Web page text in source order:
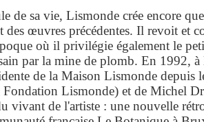
de sa vie, Lismonde crée encore
des œuvres précédentes. Il revoit et
où il privilégie également le
par la mine de plomb. En 1992,
de la Maison Lismonde depuis
Fondation Lismonde) et de Michel
vivant de l'artiste : une nouvelle